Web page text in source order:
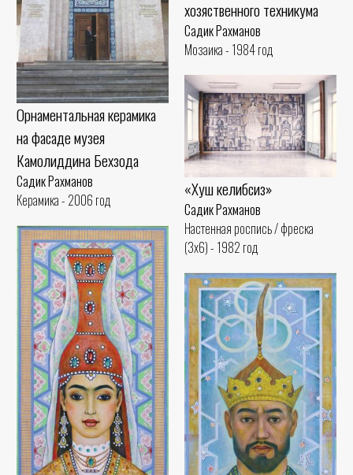
хозяственного техникума
Садик Рахманов
Мозаика - 1984 год
Орнаментальная керамика
на фасаде музея
Камолиддина Бехзода
Садик Рахманов
Керамика - 2006 год
«Хуш келибсиз»
Садик Рахманов
Настенная роспись / фреска
(3x6) - 1982 год